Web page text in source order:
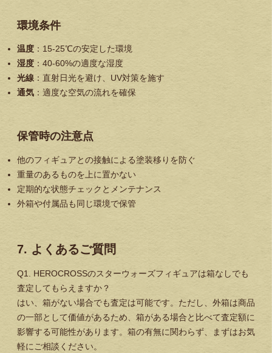
環境条件
温度 ：15-25℃の安定した環境
湿度 ：40-60%の適度な湿度
光線 ：直射日光を避け、UV対策を施す
通気 ：適度な空気の流れを確保
保管時の注意点
他のフィギュアとの接触による塗装移りを防ぐ
重量のあるものを上に置かない
定期的な状態チェックとメンテナンス
外箱や付属品も同じ環境で保管
7. よくあるご質問
Q1. HEROCROSSのスターウォーズフィギュアは箱なしでも
査定してもらえますか？
はい、箱がない場合でも査定は可能です。ただし、外箱は商品
の一部として価値があるため、箱がある場合と比べて査定額に
影響する可能性があります。箱の有無に関わらず、まずはお気
軽にご相談ください。